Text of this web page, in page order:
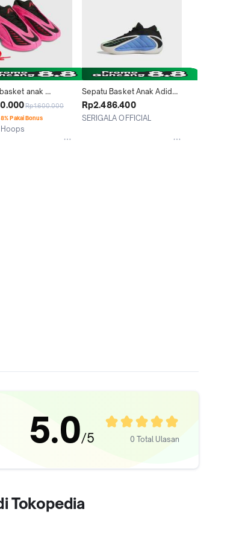
anak
2 Jr "Valentine
Rp1.600.000
Pakai Bonus
Sepatu Basket Anak Adidas
AE 2 J JS3509 *
Rp2.486.400
SERIGALA OFFICIAL
5.0/5 0 Total Ulasan
Tokopedia